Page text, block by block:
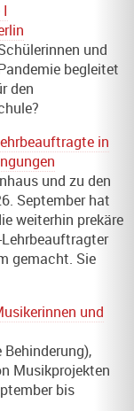
und
begleitet
den
in
und zu den
September hat
weiterhin prekäre
gemacht. Sie
und
Musikprojekten
bis